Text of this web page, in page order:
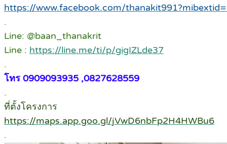
https://www.facebook.com/
.
Line: @baan_thanakrit
Line : https://line.me/ti/p/gigIZLde37
.
โทร 0909093935 ,0827628559
.
ที่ตั้งโครงการ
https://maps.app.goo.gl/jVwD6nbFp2H4HWBu6
.